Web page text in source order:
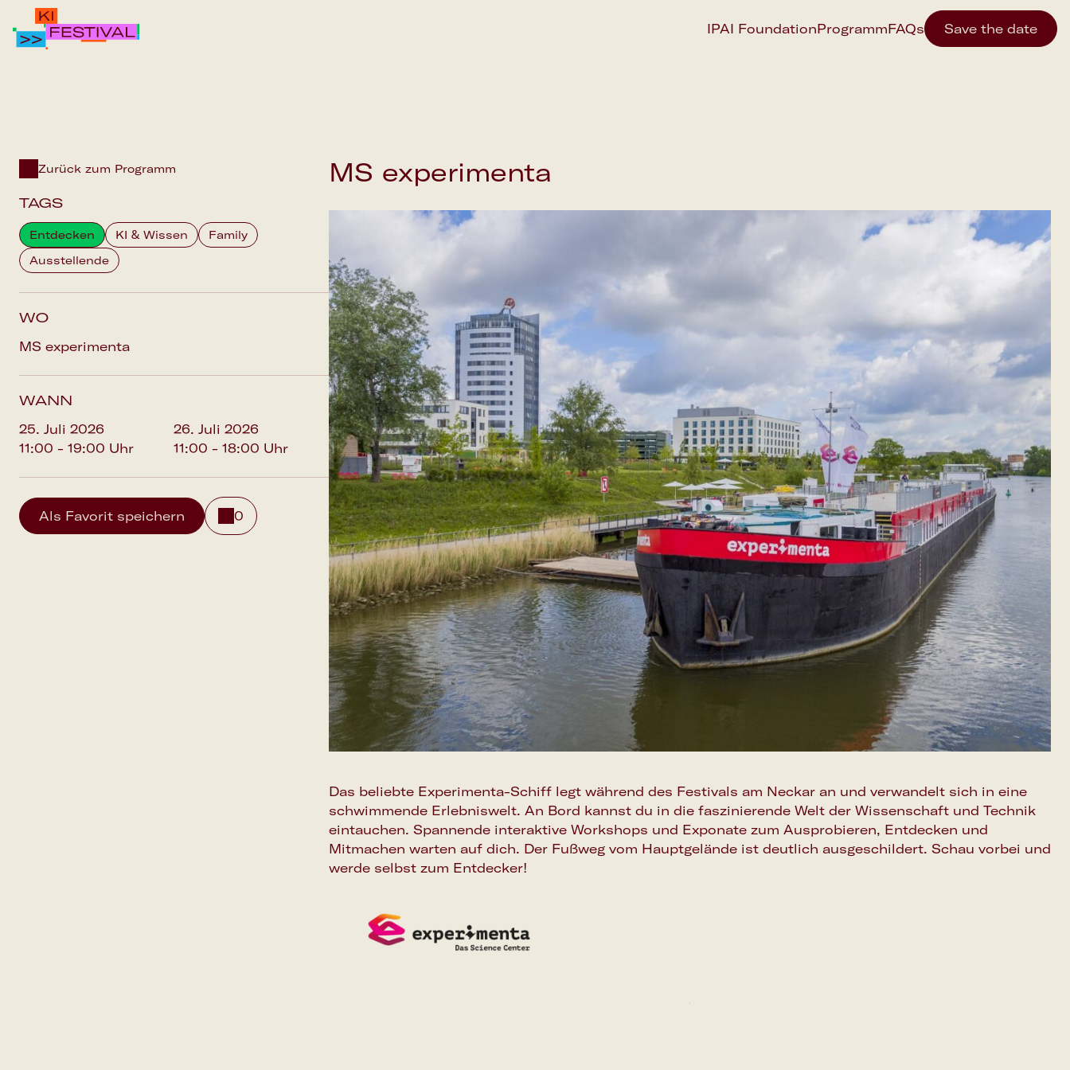
IPAI FoundationProgrammFAQs Save the date
FAQS
Zurück zum Programm
TAGS
Entdecken KI & Wissen
Family
Ausstellende
WO
MS experimenta
WANN
25. Juli 2026
11:00 - 19:00 Uhr
26. Juli 2026
11:00 - 18:00 Uhr
Als Favorit speichern 0
MS experimenta
Das beliebte Experimenta-Schiff legt während des Festivals am Neckar an und verwandelt sich in eine
schwimmende Erlebniswelt. An Bord kannst du in die faszinierende Welt der Wissenschaft und Technik
eintauchen. Spannende interaktive Workshops und Exponate zum Ausprobieren, Entdecken und
Mitmachen warten auf dich. Der Fußweg vom Hauptgelände ist deutlich ausgeschildert. Schau vorbei und
werde selbst zum Entdecker!